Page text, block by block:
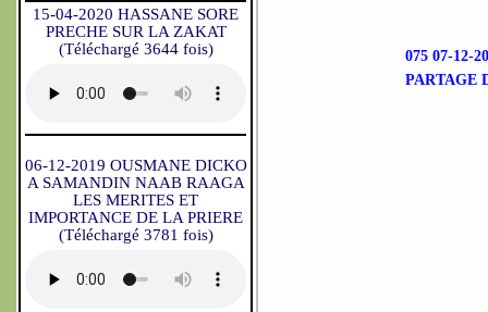
15-04-2020 HASSANE SORE
PRECHE SUR LA ZAKAT
(Téléchargé 3644 fois)
06-12-2019 OUSMANE DICKO
A SAMANDIN NAAB RAAGA
LES MERITES ET
IMPORTANCE DE LA PRIERE
(Téléchargé 3781 fois)
075 07-12-
PARTAGE